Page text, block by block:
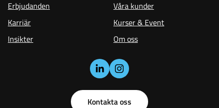
Erbjudanden
Våra kunder
Karriär
Kurser & Event
Insikter
Om oss
Kontakta oss